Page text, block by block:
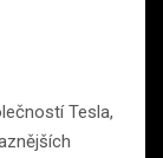
Tesla,